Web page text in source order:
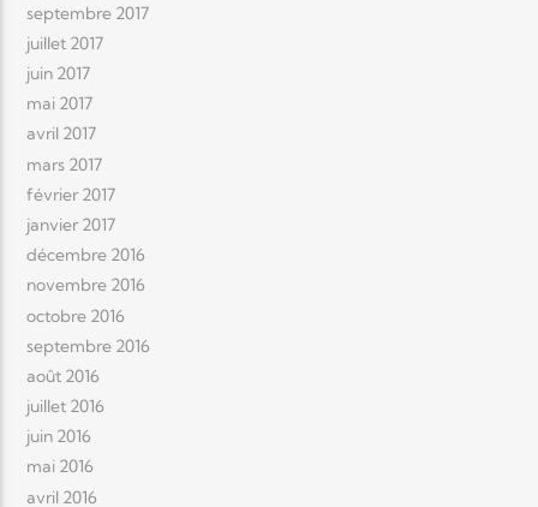
septembre 2017
juillet 2017
juin 2017
mai 2017
avril 2017
mars 2017
février 2017
janvier 2017
décembre 2016
novembre 2016
octobre 2016
septembre 2016
août 2016
juillet 2016
juin 2016
mai 2016
avril 2016